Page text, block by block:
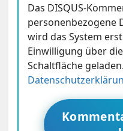
Das DISQUS-
personenbezogene
wird das System
Einwilligung über
Schaltfläche